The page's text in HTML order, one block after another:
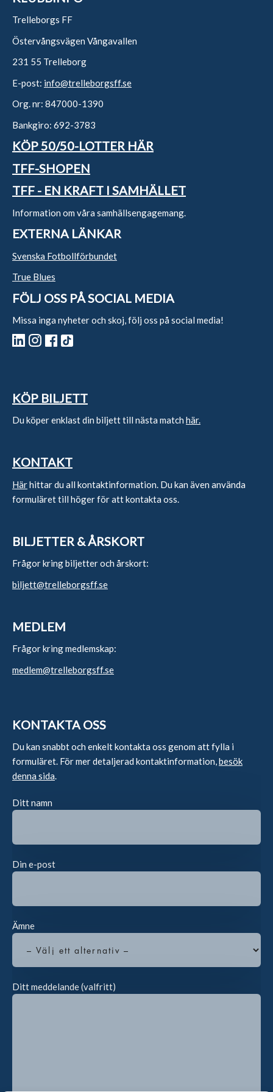
Trelleborgs FF
Östervångsvägen Vångavallen
231 55 Trelleborg
E-post: info@trelleborgsff.se
Org. nr: 847000-1390
Bankgiro: 692-3783
KÖP 50/50-LOTTER HÄR
TFF-SHOPEN
TFF - EN KRAFT I SAMHÄLLET
Information om våra samhällsengagemang.
EXTERNA LÄNKAR
Svenska Fotbollförbundet
True Blues
FÖLJ OSS PÅ SOCIAL MEDIA
Missa inga nyheter och skoj, följ oss på social media!
KÖP BILJETT
Du köper enklast din biljett till nästa match här.
KONTAKT
Härhittar du all kontaktinformation. Du kan även använda
formuläret till höger för att kontakta oss.
BILJETTER & ÅRSKORT
Frågor kring biljetter och årskort:
biljett@trelleborgsff.se
MEDLEM
Frågor kring medlemskap:
medlem@trelleborgsff.se
KONTAKTA OSS
Du kan snabbt och enkelt kontakta oss genom att fylla i
formuläret. För mer detaljerad kontaktinformation,besök
denna sida.
Ditt namn
Din e-post
Ämne
Ditt meddelande (valfritt)